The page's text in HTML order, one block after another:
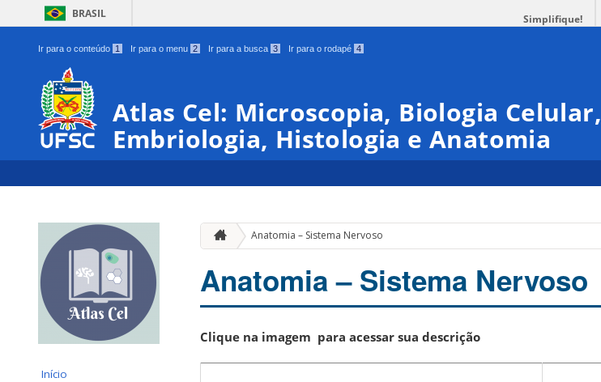
BRASIL Simplifique!
Ir para o conteúdo 1 Ir para o menu 2 Ir para a busca 3 Ir para o rodapé 4
Atlas Cel: Microscopia, Biologia Celular,
Embriologia, Histologia e Anatomia
Início
Anatomia – Sistema Nervoso
Anatomia – Sistema Nervoso
Clique na imagem para acessar sua descrição